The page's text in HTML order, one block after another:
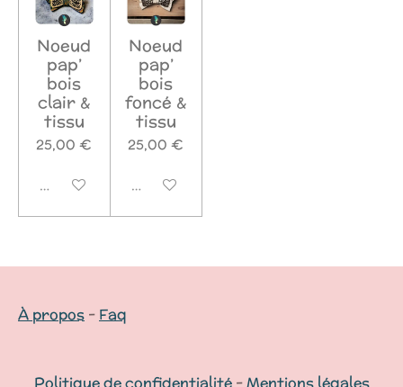
Noeud
pap’
bois
clair &
tissu
25,00 €
Désactivé
Noeud
pap’
bois
foncé &
tissu
25,00 €
Désactivé
À propos - Faq